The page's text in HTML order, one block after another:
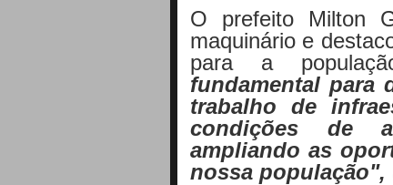
O prefeito Milton
maquinário e
para a
fundamental para
trabalho de
condições de
ampliando as
nossa população",